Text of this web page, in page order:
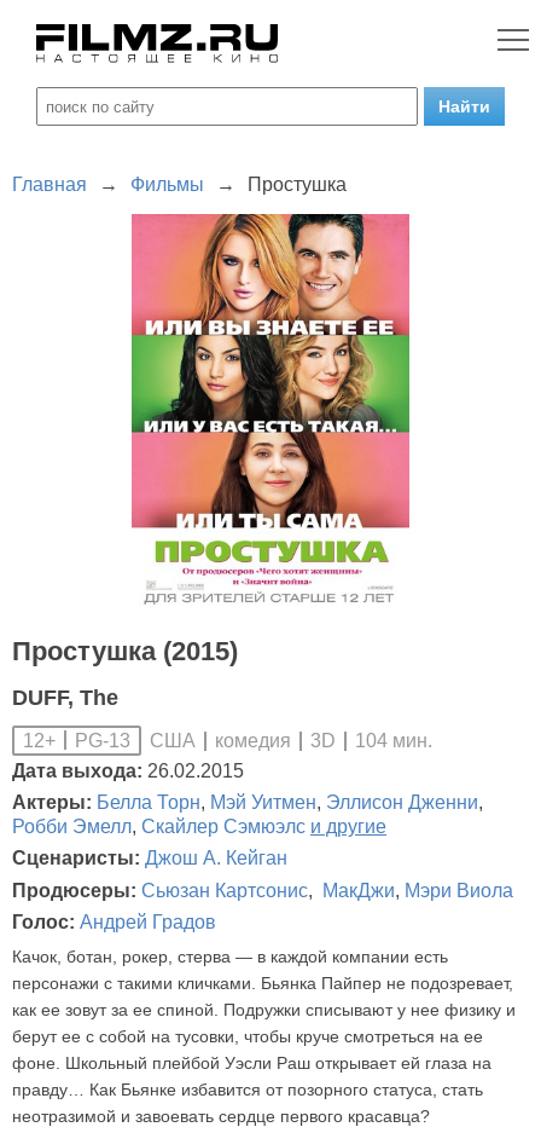
Главная → Фильмы → Простушка
Простушка (2015)
DUFF, The
12+ PG-13 США комедия 3D
104 мин.
Дата выхода: 26.02.2015
Актеры: Белла Торн, Мэй Уитмен, Эллисон Дженни,
Робби Эмелл, Скайлер Сэмюэлс и другие
Сценаристы: Джош А. Кейган
Продюсеры: Сьюзан Картсонис, МакДжи, Мэри Виола
Голос: Андрей Градов
Качок, ботан, рокер, стерва — в каждой компании есть
персонажи с такими кличками. Бьянка Пайпер не подозревает,
как ее зовут за ее спиной. Подружки списывают у нее физику и
берут ее с собой на тусовки, чтобы круче смотреться на ее
фоне. Школьный плейбой Уэсли Раш открывает ей глаза на
правду… Как Бьянке избавится от позорного статуса, стать
неотразимой и завоевать сердце первого красавца?